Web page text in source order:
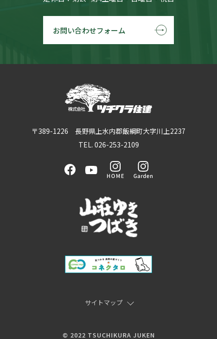
お問い合わせフォーム
〒389-1226 長野県上水内郡飯綱町大字川上2237
TEL. 026-253-2109
サイトマップ
© 2022 TSUCHIKURA JUKEN